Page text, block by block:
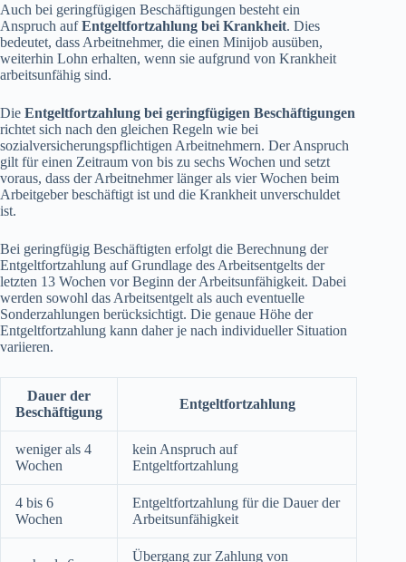
Auch bei geringfügigen Beschäftigungen besteht ein
Anspruch aufEntgeltfortzahlung bei Krankheit. Dies
bedeutet, dass Arbeitnehmer, die einen Minijob ausüben,
weiterhin Lohn erhalten, wenn sie aufgrund von Krankheit
arbeitsunfähig sind.
Die Entgeltfortzahlung bei geringfügigen Beschäftigungen
richtet sich nach den gleichen Regeln wie bei
sozialversicherungspflichtigen Arbeitnehmern. Der Anspruch
gilt für einen Zeitraum von bis zu sechs Wochen und setzt
voraus, dass der Arbeitnehmer länger als vier Wochen beim
Arbeitgeber beschäftigt ist und die Krankheit unverschuldet
ist.
Bei geringfügig Beschäftigten erfolgt die Berechnung der
Entgeltfortzahlung auf Grundlage des Arbeitsentgelts der
letzten 13 Wochen vor Beginn der Arbeitsunfähigkeit. Dabei
werden sowohl das Arbeitsentgelt als auch eventuelle
Sonderzahlungen berücksichtigt. Die genaue Höhe der
Entgeltfortzahlung kann daher je nach individueller Situation
variieren.
Dauer der
Beschäftigung
Entgeltfortzahlung
weniger als 4
Wochen
kein Anspruch auf
Entgeltfortzahlung
4 bis 6
Wochen
Entgeltfortzahlung für die Dauer der
Arbeitsunfähigkeit
Übergang zur Zahlung von